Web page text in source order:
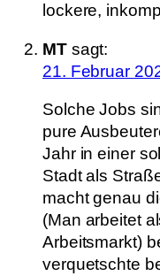
lockere,
MT sagt:
21. Februar
Solche Jobs
pure
Jahr in einer
Stadt als
macht genau
(Man arbeitet
Arbeitsmarkt)
verquetschte